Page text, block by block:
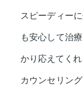
スピーディー
も安心して治
かり応えてくれ
カウンセリン